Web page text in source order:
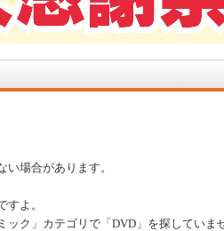
場合があります。
よ。
ック」カテゴリで「DVD」を探していま